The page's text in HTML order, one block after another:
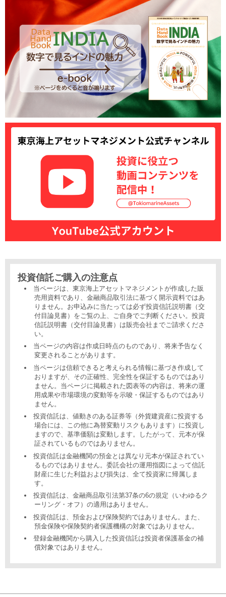
投資信託ご購入の注意点
当ページは、東京海上アセットマネジメントが作成した販
売用資料であり、金融商品取引法に基づく開示資料ではあ
りません。お申込みに当たっては必ず投資信託説明書（交
付目論見書）をご覧の上、ご自身でご判断ください。投資
信託説明書（交付目論見書）は販売会社までご請求くださ
い。
当ページの内容は作成日時点のものであり、将来予告なく
変更されることがあります。
当ページは信頼できると考えられる情報に基づき作成して
おりますが、その正確性、完全性を保証するものではあり
ません。当ページに掲載された図表等の内容は、将来の運
用成果や市場環境の変動等を示唆・保証するものではあり
ません。
投資信託は、値動きのある証券等（外貨建資産に投資する
場合には、この他に為替変動リスクもあります）に投資し
ますので、基準価額は変動します。したがって、元本が保
証されているものではありません。
投資信託は金融機関の預金とは異なり元本が保証されてい
るものではありません。委託会社の運用指図によって信託
財産に生じた利益および損失は、全て投資家に帰属しま
す。
投資信託は、金融商品取引法第37条の6の規定（いわゆるク
ーリング・オフ）の適用はありません。
投資信託は、預金および保険契約ではありません。また、
預金保険や保険契約者保護機構の対象ではありません。
登録金融機関から購入した投資信託は投資者保護基金の補
償対象ではありません。